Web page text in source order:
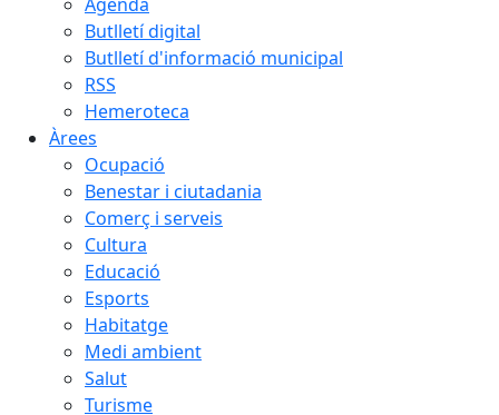
Butlletí digital
Butlletí d'informació municipal
RSS
Hemeroteca
Àrees
Ocupació
Benestar i ciutadania
Comerç i serveis
Cultura
Educació
Esports
Habitatge
Medi ambient
Salut
Turisme